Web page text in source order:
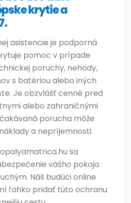
krytie a
asistencie je podporná
pomoc v prípade
poruchy, nehody,
s batériou alebo iných
Je obzvlášť cenné pred
alebo zahraničnými
porucha môže
a nepríjemnosti.
sa
vášho pokoja
Náš budúci online
ľahko pridať túto ochranu